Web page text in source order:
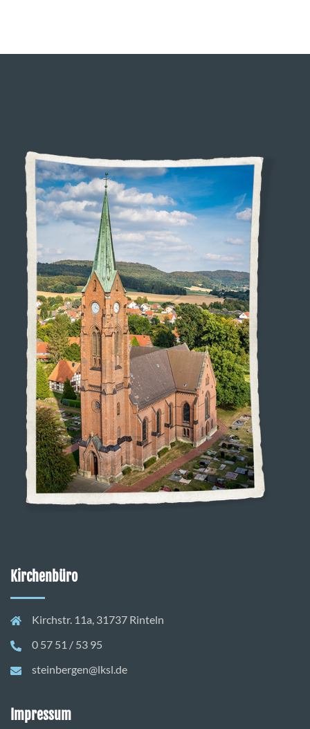
Kirchenbüro
Kirchstr. 11a, 31737 Rinteln
0 57 51 / 53 95
steinbergen@lksl.de
Impressum